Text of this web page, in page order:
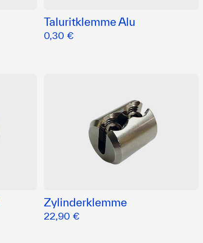
Taluritklemme Alu
0,30 €
Zylinderklemme
22,90 €